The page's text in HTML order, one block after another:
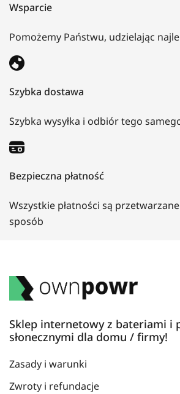
Wsparcie
Pomożemy Państwu, udzielając
Szybka dostawa
Szybka wysyłka i odbiór tego
Bezpieczna płatność
Wszystkie płatności są
sposób
Sklep internetowy z bateriami i
słonecznymi dla domu / firmy!
Zasady i warunki
Zwroty i refundacje